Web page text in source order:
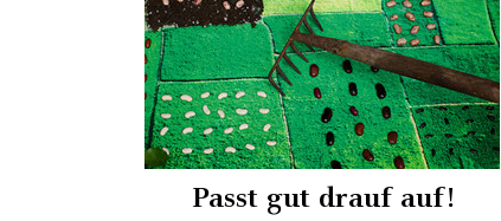
Passt gut drauf auf!